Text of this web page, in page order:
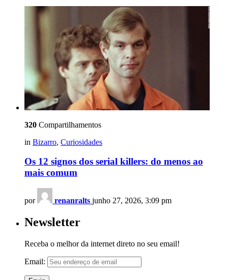
320 Compartilhamentos
in Bizarro, Curiosidades
Os 12 signos dos serial killers: do menos ao
mais comum
por renanralts junho 27, 2026, 3:09 pm
Newsletter
Receba o melhor da internet direto no seu email!
Email: